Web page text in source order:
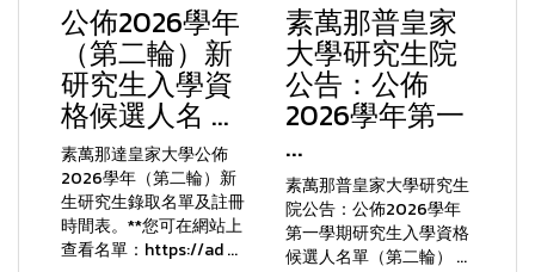
公佈2026學年
（第二輪）新
研究生入學資
格候選人名 ...
素萬那達皇家大學公佈
2026學年（第二輪）新
生研究生錄取名單及註冊
時間表。**您可在網站上
查看名單：https://ad ...
素萬那普皇家
大學研究生院
公告：公佈
2026學年第一
...
素萬那普皇家大學研究生
院公告：公佈2026學年
第一學期研究生入學資格
候選人名單（第二輪） ...